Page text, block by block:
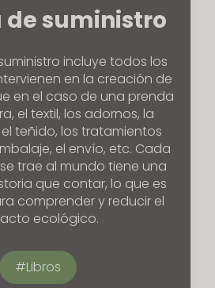
de suministro
incluye todos los
en la creación de
en el caso de una prenda
el textil, los adornos, la
teñido, los tratamientos
el envío, etc. Cada
trae al mundo tiene una
que contar, lo que es
comprender y reducir el
ecológico.
Libros